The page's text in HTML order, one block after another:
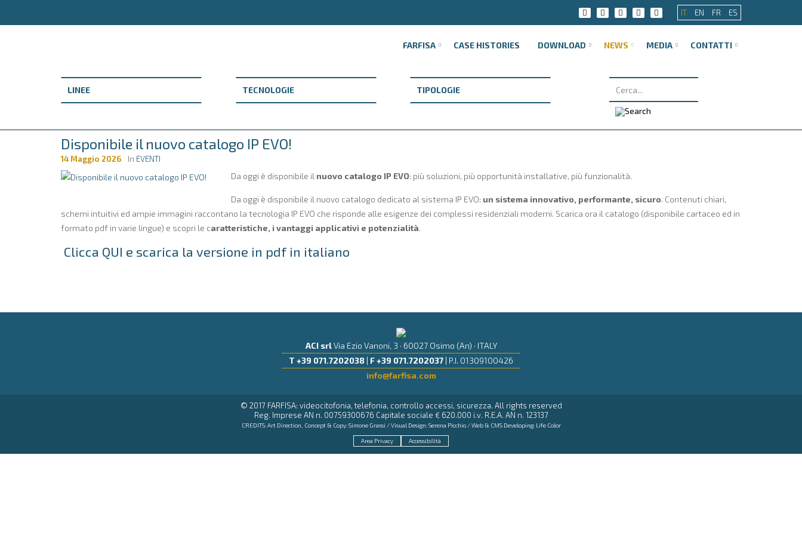
IT EN FR ES
FARFISA CASE HISTORIES DOWNLOAD NEWS MEDIA CONTATTI
Disponibile il nuovo catalogo IP EVO!
14 Maggio 2026 In EVENTI
Da oggi è disponibile il nuovo catalogo IP EVO: più soluzioni, più opportunità installative, più funzionalità.
Da oggi è disponibile il nuovo catalogo dedicato al sistema IP EVO: un sistema innovativo, performante, sicuro. Contenuti chiari,
schemi intuitivi ed ampie immagini raccontano la tecnologia IP EVO che risponde alle esigenze dei complessi residenziali moderni. Scarica ora il catalogo (disponibile cartaceo ed in
formato pdf in varie lingue) e scopri le caratteristiche, i vantaggi applicativi e potenzialità.
Clicca QUI e scarica la versione in pdf in italiano
ACI srlVia Ezio Vanoni, 3 · 60027 Osimo (An) · ITALY
T +39 071.7202038 | F +39 071.7202037 | P.I. 01309100426
info@farfisa.com
© 2017 FARFISA: videocitofonia, telefonia, controllo accessi, sicurezza. All rights reserved
Reg. Imprese AN n. 00759300676 Capitale sociale € 620.000 i.v. R.E.A. AN n. 123137
CREDITS: Art Direction, Concept & Copy:Simone Grassi / Visual Design:Serena Picchio/ Web & CMS Developing: Life Color
Area Privacy Accessibilità